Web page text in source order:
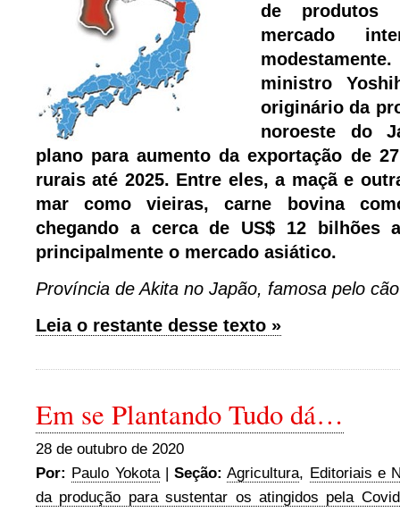
de produtos
mercado
ministro
originário da
noroeste do
plano para aumento da exportação de
rurais até 2025. Entre eles, a maçã e
mar como vieiras, carne bovina
chegando a cerca de US$ 12 bilhões
principalmente o mercado asiático.
Província de Akita no Japão, famosa pelo
Leia o restante desse texto »
Em se Plantando Tudo dá…
28 de outubro de 2020
Por: Paulo Yokota|Seção: Agricultura, Editoriais e
da produção para sustentar os atingidos pela